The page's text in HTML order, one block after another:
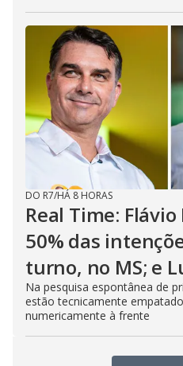
DO R7/HÁ 8 HORAS
Real Time:
50% das
turno, no MS; e
Na pesquisa espontânea de
estão tecnicamente
numericamente à frente